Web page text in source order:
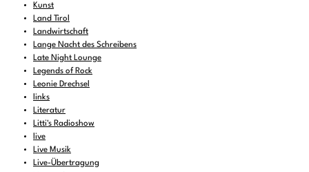
Kunst
Land Tirol
Landwirtschaft
Lange Nacht des Schreibens
Late Night Lounge
Legends of Rock
Leonie Drechsel
links
Literatur
Litti's Radioshow
live
Live Musik
Live-Übertragung